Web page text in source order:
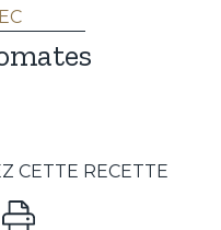
CETTE RECETTE